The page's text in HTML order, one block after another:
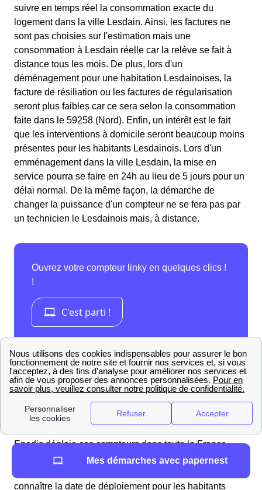
suivre en temps réel la consommation exacte du
logement dans la ville Lesdain. Ainsi, les factures ne
sont pas choisies sur l'estimation mais une
consommation à Lesdain réelle car la relève se fait à
distance tous les mois. De plus, lors d'un
déménagement pour une habitation Lesdainoises, la
facture de résiliation ou les factures de régularisation
seront plus faibles car ce sera selon la consommation
faite dans le 59258 (Nord). Enfin, un intérêt est le fait
que les interventions à domicile seront beaucoup moins
présentes pour les habitants Lesdainois. Lors d'un
emménagement dans la ville Lesdain, la mise en
service pourra se faire en 24h au lieu de 5 jours pour un
délai normal. De la même façon, la démarche de
changer la puissance d'un compteur ne se fera pas par
un technicien le Lesdainois mais, à distance.
Quand les compteurs Linky seront déployés à
Lesdain ?
Enedis déploie ces compteurs dans toute la France
même dans le 59258 (Nord), et compte terminer en 2021
connaître la date de déploiement pour les habitants
Mes démarches avec papernest